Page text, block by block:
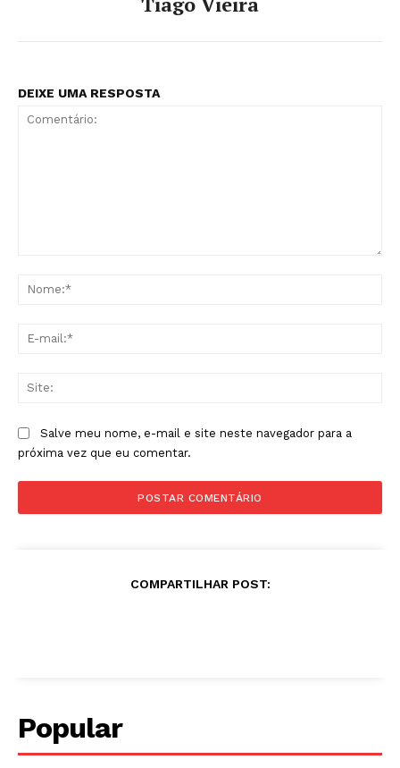
DEIXE UMA RESPOSTA
Salve meu nome, e-mail e site neste navegador para a
próxima vez que eu comentar.
COMPARTILHAR POST:
Popular